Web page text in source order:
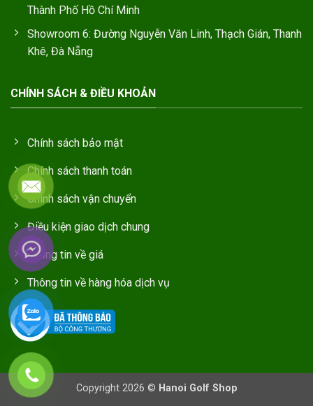
Thành Phố Hồ Chí Minh
Showroom 6: Đường Nguyễn Văn Linh, Thạch Gián, Thanh
Khê, Đà Nẵng
CHÍNH SÁCH & ĐIỀU KHOẢN
Chính sách bảo mật
Chính sách thanh toán
Chính sách vận chuyển
Điều kiện giao dịch chung
Thông tin về giá
Thông tin về hàng hóa dịch vụ
Copyright 2026 © Hanoi Golf Shop